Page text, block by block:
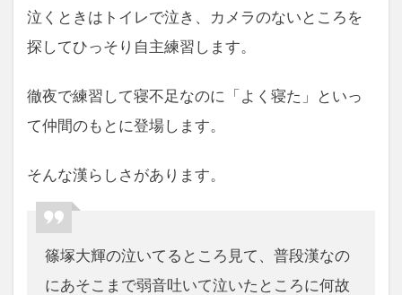
泣くときはトイレで泣き、カメラのないところを
探してひっそり自主練習します。
徹夜で練習して寝不足なのに「よく寝た」といっ
て仲間のもとに登場します。
そんな漢らしさがあります。
篠塚大輝の泣いてるところ見て、普段漢なの
にあそこまで弱音吐いて泣いたところに何故